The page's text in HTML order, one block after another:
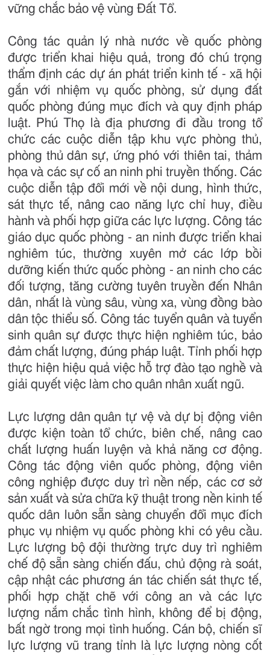
vững chắc bảo vệ vùng Đất Tổ.
Công tác quản lý nhà nước về quốc phòng
được triển khai hiệu quả, trong đó chú trọng
thẩm định các dự án phát triển kinh tế - xã hội
gắn với nhiệm vụ quốc phòng, sử dụng đất
quốc phòng đúng mục đích và quy định pháp
luật. Phú Thọ là địa phương đi đầu trong tổ
chức các cuộc diễn tập khu vực phòng thủ,
phòng thủ dân sự, ứng phó với thiên tai, thảm
họa và các sự cố an ninh phi truyền thống. Các
cuộc diễn tập đổi mới về nội dung, hình thức,
sát thực tế, nâng cao năng lực chỉ huy, điều
hành và phối hợp giữa các lực lượng. Công tác
giáo dục quốc phòng - an ninh được triển khai
nghiêm túc, thường xuyên mở các lớp bồi
dưỡng kiến thức quốc phòng - an ninh cho các
đối tượng, tăng cường tuyên truyền đến Nhân
dân, nhất là vùng sâu, vùng xa, vùng đồng bào
dân tộc thiểu số. Công tác tuyển quân và tuyển
sinh quân sự được thực hiện nghiêm túc, bảo
đảm chất lượng, đúng pháp luật. Tỉnh phối hợp
thực hiện hiệu quả việc hỗ trợ đào tạo nghề và
giải quyết việc làm cho quân nhân xuất ngũ.
Lực lượng dân quân tự vệ và dự bị động viên
được kiện toàn tổ chức, biên chế, nâng cao
chất lượng huấn luyện và khả năng cơ động.
Công tác động viên quốc phòng, động viên
công nghiệp được duy trì nền nếp, các cơ sở
sản xuất và sửa chữa kỹ thuật trong nền kinh tế
quốc dân luôn sẵn sàng chuyển đổi mục đích
phục vụ nhiệm vụ quốc phòng khi có yêu cầu.
Lực lượng bộ đội thường trực duy trì nghiêm
chế độ sẵn sàng chiến đấu, chủ động rà soát,
cập nhật các phương án tác chiến sát thực tế,
phối hợp chặt chẽ với công an và các lực
lượng nắm chắc tình hình, không để bị động,
bất ngờ trong mọi tình huống. Cán bộ, chiến sĩ
lực lượng vũ trang tỉnh là lực lượng nòng cốt